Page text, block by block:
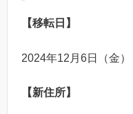
【移転日】
2024年12月6日（金）
【新住所】